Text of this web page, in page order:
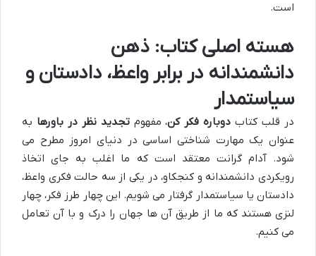
است.
هسته اصلی کتاب: ذهن
دانشمندانه در برابر واعظ، دادستان و
سیاستمدار
در قلب کتاب دوباره فکر کن، مفهومتجدید نظر در باورها به
عنوان یک مهارت شناختی اساسی در دنیای امروز مطرح می
شود. آدام گرانت معتقد است که ما اغلب به جای اتخاذ
رویکردی دانشمندانه و کنجکاو، در یکی از سه حالت فکری واعظ،
دادستان یا سیاستمدار گرفتار می شویم. این چهار طرز فکر، چهار
لنزی هستند که ما از طریق آن ها جهان را درک و با آن تعامل
می کنیم.